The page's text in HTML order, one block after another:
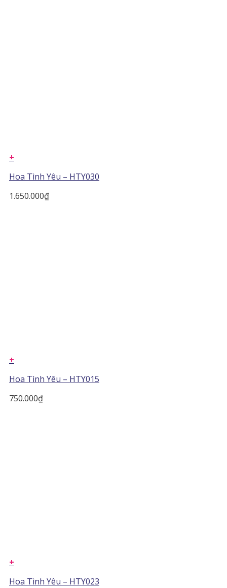
+
Hoa Tình Yêu – HTY030
1.650.000₫
+
Hoa Tình Yêu – HTY015
750.000₫
+
Hoa Tình Yêu – HTY023